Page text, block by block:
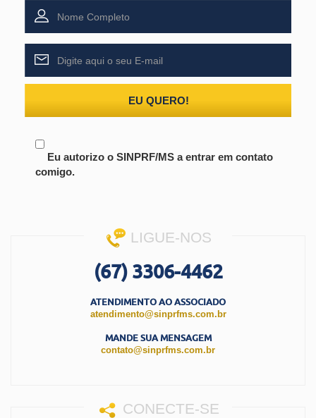
EU QUERO!
Eu autorizo o SINPRF/MS a entrar em contato
comigo.
LIGUE-NOS
(67) 3306-4462
ATENDIMENTO AO ASSOCIADO
atendimento@sinprfms.com.br
MANDE SUA MENSAGEM
contato@sinprfms.com.br
CONECTE-SE